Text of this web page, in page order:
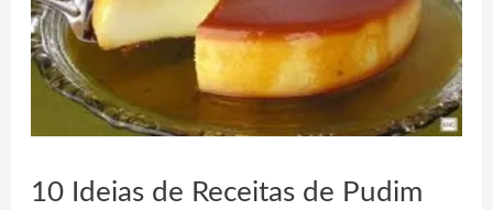
10 Ideias de Receitas de Pudim